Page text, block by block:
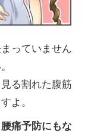
っていません
る割れた腹筋
よ。
痛予防にもな